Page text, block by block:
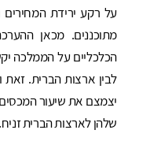
על רקע ירידת
מתוכננים. מכאן
הכלכליים על הממלכה
לבין ארצות הברית.
שלהן לארצות הברית זניח.